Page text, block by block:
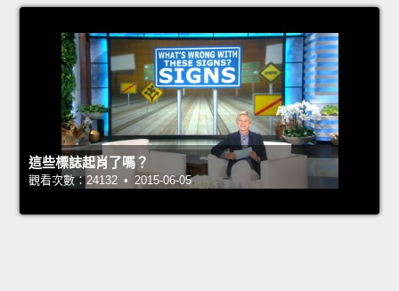
這些標誌起肖了嗎？
觀看次數：24132 • 2015-06-05